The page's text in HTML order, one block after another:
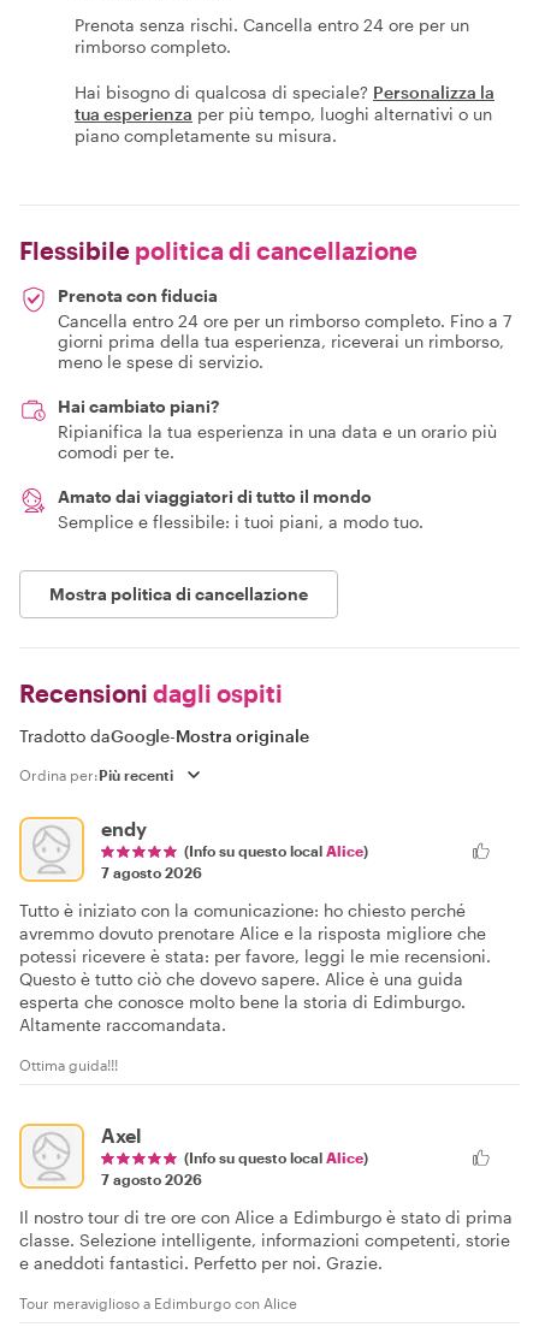
Prenota senza rischi. Cancella entro 24 ore per un
rimborso completo.
Hai bisogno di qualcosa di speciale? Personalizza la
tua esperienza per più tempo, luoghi alternativi o un
piano completamente su misura.
Flessibile politica di cancellazione
Prenota con fiducia
Cancella entro 24 ore per un rimborso completo. Fino a 7
giorni prima della tua esperienza, riceverai un rimborso,
meno le spese di servizio.
Hai cambiato piani?
Ripianifica la tua esperienza in una data e un orario più
comodi per te.
Amato dai viaggiatori di tutto il mondo
Semplice e flessibile: i tuoi piani, a modo tuo.
Mostra politica di cancellazione
Recensioni dagli ospiti
Tradotto daGoogle-Mostra originale
Ordina per:
endy
(Info su questo local Alice)
7 agosto 2026
Tutto è iniziato con la comunicazione: ho chiesto perché
avremmo dovuto prenotare Alice e la risposta migliore che
potessi ricevere è stata: per favore, leggi le mie recensioni.
Questo è tutto ciò che dovevo sapere. Alice è una guida
esperta che conosce molto bene la storia di Edimburgo.
Altamente raccomandata.
Ottima guida!!!
Axel
(Info su questo local Alice)
7 agosto 2026
Il nostro tour di tre ore con Alice a Edimburgo è stato di prima
classe. Selezione intelligente, informazioni competenti, storie
e aneddoti fantastici. Perfetto per noi. Grazie.
Tour meraviglioso a Edimburgo con Alice